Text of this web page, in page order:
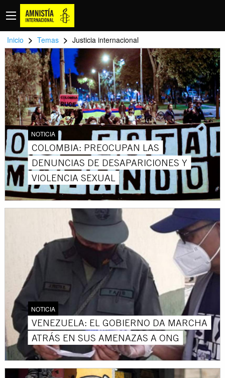
Inicio > Temas > Justicia internacional
NOTICIA
COLOMBIA: PREOCUPAN LAS
DENUNCIAS DE DESAPARICIONES Y
VIOLENCIA SEXUAL
NOTICIA
VENEZUELA: EL GOBIERNO DA MARCHA
ATRÁS EN SUS AMENAZAS A ONG